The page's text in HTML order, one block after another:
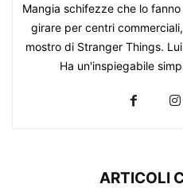
Mangia schifezze che lo
girare per centri
mostro di Stranger Things.
Ha un'inspiegabile
ARTICOLI